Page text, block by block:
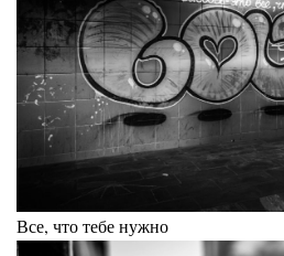
Все, что тебе нужно